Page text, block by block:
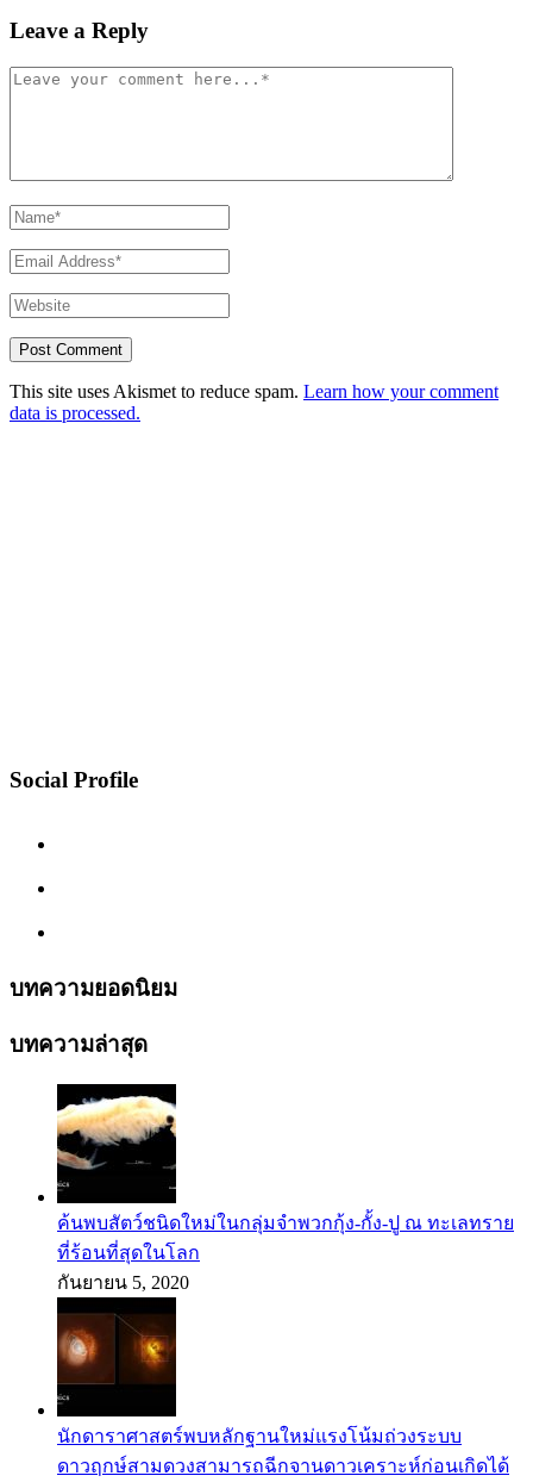
Leave a Reply
This site uses Akismet to reduce spam. Learn how your comment
data is processed.
Social Profile
บทความยอดนิยม
บทความล่าสุด
ค้นพบสัตว์ชนิดใหม่ในกลุ่มจำพวกกุ้ง-กั้ง-ปู ณ ทะเลทราย
ที่ร้อนที่สุดในโลก
กันยายน 5, 2020
นักดาราศาสตร์พบหลักฐานใหม่แรงโน้มถ่วงระบบ
ดาวฤกษ์สามดวงสามารถฉีกจานดาวเคราะห์ก่อนเกิดได้